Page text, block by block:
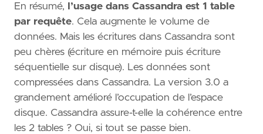
En résumé, l’usage dans Cassandra est 1 table
par requête. Cela augmente le volume de
données. Mais les écritures dans Cassandra sont
peu chères (écriture en mémoire puis écriture
séquentielle sur disque). Les données sont
compressées dans Cassandra. La version 3.0 a
grandement amélioré l’occupation de l’espace
disque. Cassandra assure-t-elle la cohérence entre
les 2 tables ? Oui, si tout se passe bien.